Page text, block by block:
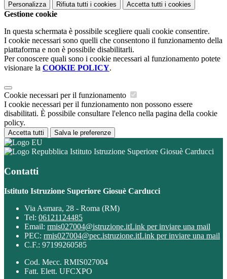
Personalizza Rifiuta tutti i cookies Accetta tutti i cookies
Gestione cookie
In questa schermata è possibile scegliere quali cookie consentire.
I cookie necessari sono quelli che consentono il funzionamento della
piattaforma e non è possibile disabilitarli.
Per conoscere quali sono i cookie necessari al funzionamento potete
visionare la COOKIE POLICY.
Cookie necessari per il funzionamento
I cookie necessari per il funzionamento non possono essere
disabilitati. È possibile consultare l'elenco nella pagina della cookie
policy.
Accetta tutti Salva le preferenze
Istituto Istruzione Superiore Giosuè Carducci
Contatti
Istituto Istruzione Superiore Giosuè Carducci
Via Asmara, 28 - Roma (RM)
Tel: 06121124485
Email: rmis027004@istruzione.itLink per inviare una mail
PEC: rmis027004@pec.istruzione.itLink per inviare una mail
C.F.: 97199260585
Cod. Mecc. RMIS027004
Fatt. Elett. UFCXPO